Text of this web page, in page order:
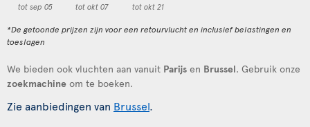
tot sep 05
tot okt 07
tot okt 21
*De getoonde prijzen zijn voor een retourvlucht en inclusief belastingen en
toeslagen
We bieden ook vluchten aan vanuit Parijs en Brussel. Gebruik onze
zoekmachine om te boeken.
Zie aanbiedingen van Brussel.